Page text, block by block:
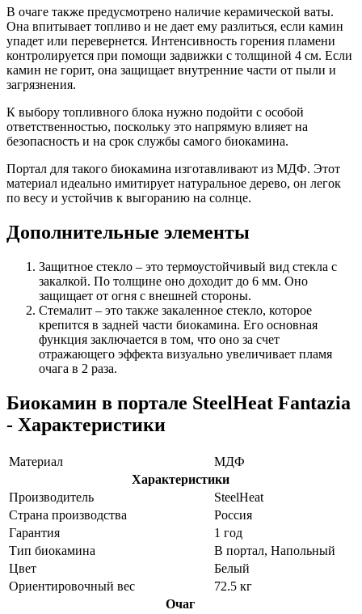
В очаге также предусмотрено наличие керамической ваты.
Она впитывает топливо и не дает ему разлиться, если камин
упадет или перевернется. Интенсивность горения пламени
контролируется при помощи задвижки с толщиной 4 см. Если
камин не горит, она защищает внутренние части от пыли и
загрязнения.
К выбору топливного блока нужно подойти с особой
ответственностью, поскольку это напрямую влияет на
безопасность и на срок службы самого биокамина.
Портал для такого биокамина изготавливают из МДФ. Этот
материал идеально имитирует натуральное дерево, он легок
по весу и устойчив к выгоранию на солнце.
Дополнительные элементы
Защитное стекло – это термоустойчивый вид стекла с
закалкой. По толщине оно доходит до 6 мм. Оно
защищает от огня с внешней стороны.
Стемалит – это также закаленное стекло, которое
крепится в задней части биокамина. Его основная
функция заключается в том, что оно за счет
отражающего эффекта визуально увеличивает пламя
очага в 2 раза.
Биокамин в портале SteelHeat Fantazia
- Характеристики
Материал
МДФ
Характеристики
Производитель
SteelHeat
Страна производства
Россия
Гарантия
1 год
Тип биокамина
В портал, Напольный
Цвет
Белый
Ориентировочный вес
72.5 кг
Очаг